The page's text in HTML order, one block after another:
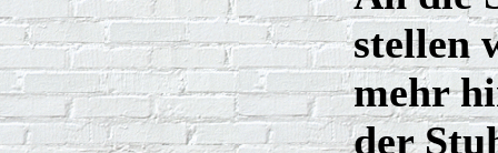
stellen
mehr
der